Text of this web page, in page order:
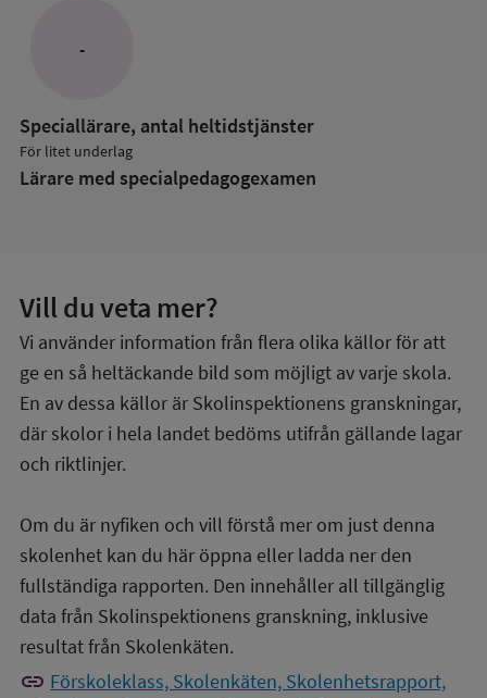
-
Speciallärare, antal heltidstjänster
För litet underlag
Lärare med specialpedagog­examen
Vill du veta mer?
Vi använder information från flera olika källor för att
ge en så heltäckande bild som möjligt av varje skola.
En av dessa källor är Skolinspektionens granskningar,
där skolor i hela landet bedöms utifrån gällande lagar
och riktlinjer.
Om du är nyfiken och vill förstå mer om just denna
skolenhet kan du här öppna eller ladda ner den
fullständiga rapporten. Den innehåller all tillgänglig
data från Skolinspektionens granskning, inklusive
resultat från Skolenkäten.
link Förskoleklass, Skolenkäten, Skolenhetsrapport,